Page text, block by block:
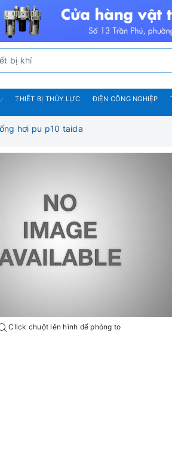
THIẾT BỊ THỦY LỰC ĐIỆN CÔNG NGHIỆP
ống hơi pu p10 taida
Click chuột lên hình để phóng to